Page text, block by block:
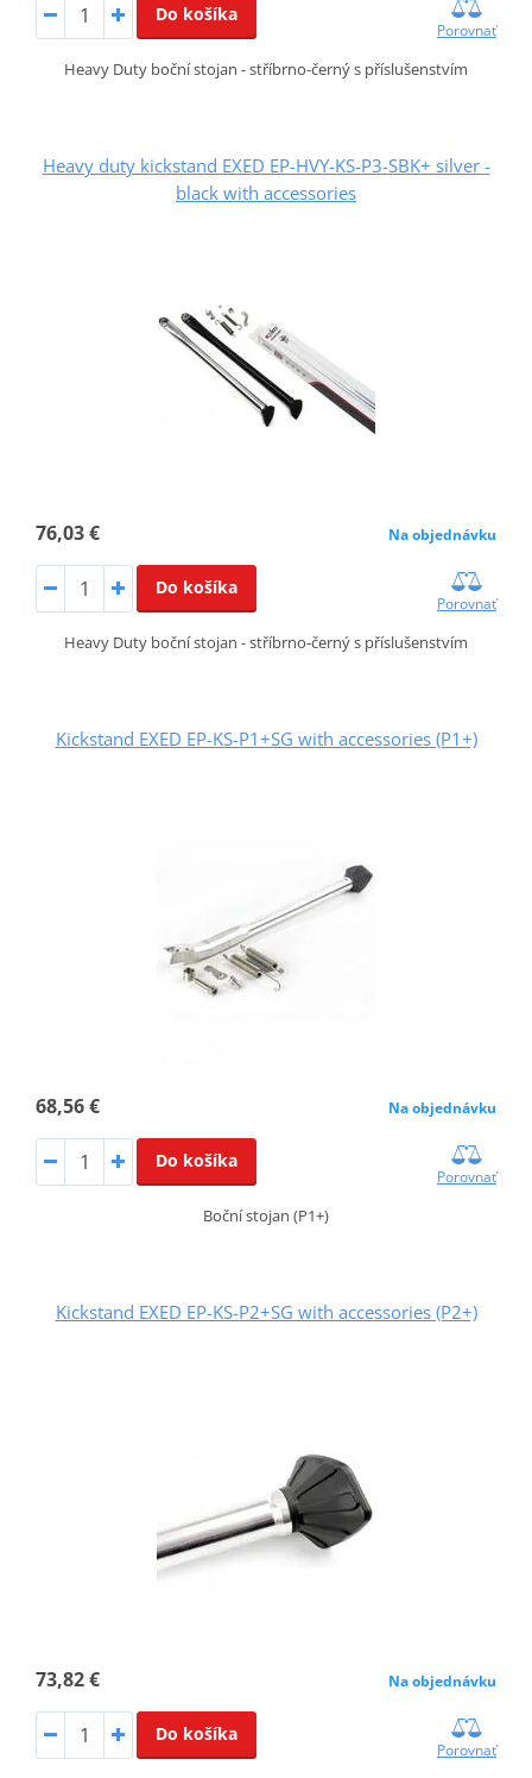
Do košíka
Porovnať
Heavy Duty boční stojan - stříbrno-černý s příslušenstvím
Heavy duty kickstand EXED EP-HVY-KS-P3-SBK+ silver -
black with accessories
76,03 € Na objednávku
Do košíka
Porovnať
Heavy Duty boční stojan - stříbrno-černý s příslušenstvím
Kickstand EXED EP-KS-P1+SG with accessories (P1+)
68,56 € Na objednávku
Do košíka
Porovnať
Boční stojan (P1+)
Kickstand EXED EP-KS-P2+SG with accessories (P2+)
73,82 € Na objednávku
Do košíka
Porovnať